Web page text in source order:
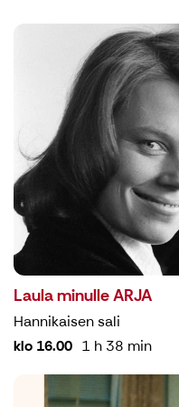
Laula minulle ARJA
Hannikaisen sali
klo 16.00 1 h 38 min